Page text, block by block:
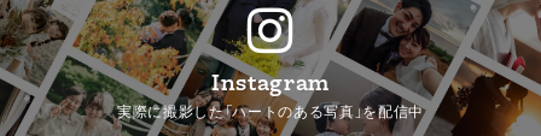
Instagram
実際に撮影した「ハートのある写真」を配信中